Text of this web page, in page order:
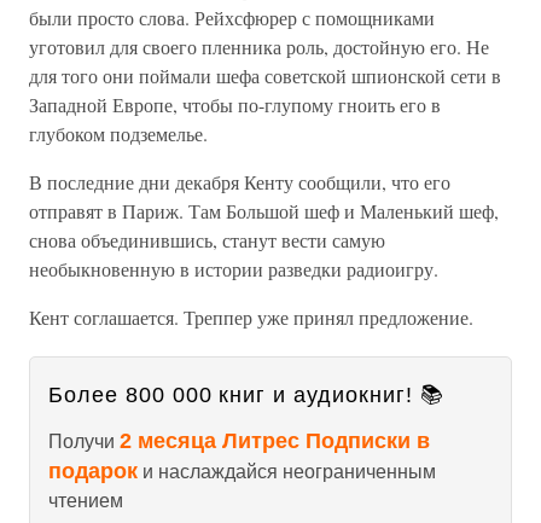
были просто слова. Рейхсфюрер с помощниками
уготовил для своего пленника роль, достойную его. Не
для того они поймали шефа советской шпионской сети в
Западной Европе, чтобы по-глупому гноить его в
глубоком подземелье.
В последние дни декабря Кенту сообщили, что его
отправят в Париж. Там Большой шеф и Маленький шеф,
снова объединившись, станут вести самую
необыкновенную в истории разведки радиоигру.
Кент соглашается. Треппер уже принял предложение.
Более 800 000 книг и аудиокниг! 📚
Получи 2 месяца Литрес Подписки в
подарок и наслаждайся неограниченным
чтением